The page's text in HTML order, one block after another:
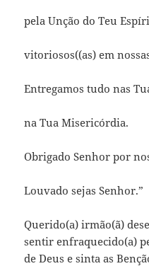
pela Unção do Teu
vitoriosos((as) em
Entregamos tudo nas
na Tua Misericórdia.
Obrigado Senhor por
Louvado sejas Senhor.”
Querido(a) irmão(ã)
sentir enfraquecido(a)
de Deus e sinta as